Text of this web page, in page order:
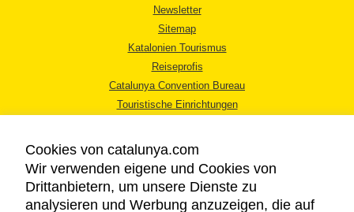
Newsletter
Sitemap
Katalonien Tourismus
Reiseprofis
Catalunya Convention Bureau
Touristische Einrichtungen
Cookies von catalunya.com
Wir verwenden eigene und Cookies von
Drittanbietern, um unsere Dienste zu
analysieren und Werbung anzuzeigen, die auf